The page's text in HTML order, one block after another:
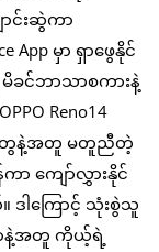
င်းဆွဲကာ
မှာ ရှာဖွေနိုင်
ခင်ဘာသာစကားနဲ့
Reno14
က်တွေနဲ့အတူ မတူညီတဲ့
ကျော်လွှားနိုင်
ဒါကြောင့် သုံးစွဲသူ
ာနဲ့အတူ ကိုယ့်ရဲ့